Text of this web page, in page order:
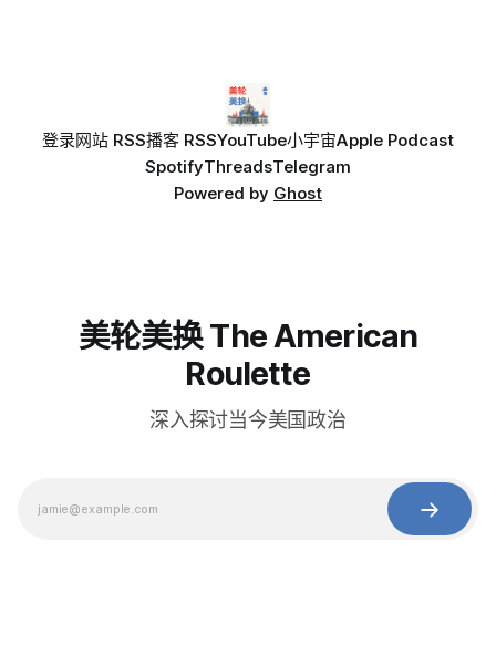
登录网站 RSS播客 RSSYouTube小宇宙Apple Podcast
SpotifyThreadsTelegram
Powered by Ghost
美轮美换 The American
Roulette
深入探讨当今美国政治